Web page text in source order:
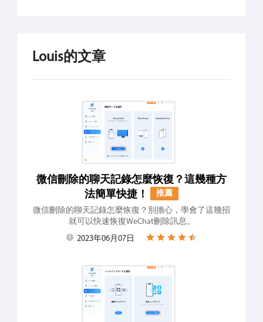
Louis的文章
微信刪除的聊天記錄怎麼恢復？這幾種方
法簡單快捷！
推薦
微信刪除的聊天記錄怎麼恢復？別擔心，學會了這幾招
就可以快速恢復WeChat刪除訊息。
2023年06月07日